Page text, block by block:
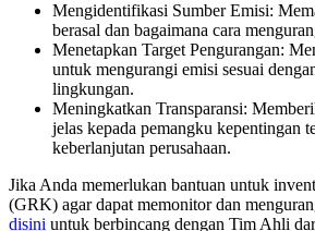
Mengidentifikasi Sumber Emisi:
berasal dan bagaimana cara
Menetapkan Target Pengurangan:
untuk mengurangi emisi sesuai
lingkungan.
Meningkatkan Transparansi:
jelas kepada pemangku kepentingan
keberlanjutan perusahaan.
Jika Anda memerlukan bantuan untuk
(GRK) agar dapat memonitor dan
disini untuk berbincang dengan Tim Ahli